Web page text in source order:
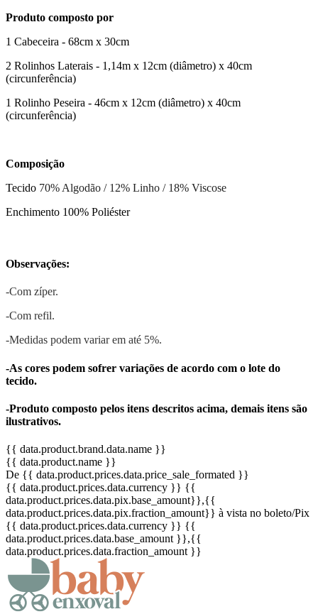
Produto composto por
1 Cabeceira - 68cm x 30cm
2 Rolinhos Laterais - 1,14m x 12cm (diâmetro) x 40cm
(circunferência)
1 Rolinho Peseira - 46cm x 12cm (diâmetro) x 40cm
(circunferência)
Composição
Tecido 70% Algodão / 12% Linho / 18% Viscose
Enchimento 100% Poliéster
Observações:
-Com zíper.
-Com refil.
-Medidas podem variar em até 5%.
-As cores podem sofrer variações de acordo com o lote do
tecido.
-Produto composto pelos itens descritos acima, demais itens são
ilustrativos.
{{ data.product.brand.data.name }}
{{ data.product.name }}
De {{ data.product.prices.data.price_sale_formated }}
{{ data.product.prices.data.currency }} {{
data.product.prices.data.pix.base_amount}},{{
data.product.prices.data.pix.fraction_amount}} à vista no boleto/Pix
{{ data.product.prices.data.currency }} {{
data.product.prices.data.base_amount }},{{
data.product.prices.data.fraction_amount }}